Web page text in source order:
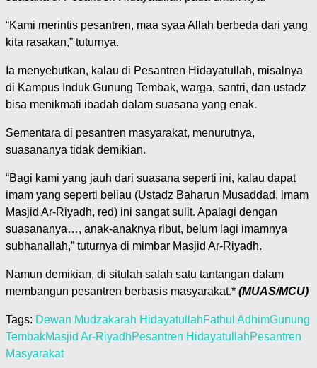
“Kami merintis pesantren, maa syaa Allah berbeda dari yang
kita rasakan,” tuturnya.
Ia menyebutkan, kalau di Pesantren Hidayatullah, misalnya
di Kampus Induk Gunung Tembak, warga, santri, dan ustadz
bisa menikmati ibadah dalam suasana yang enak.
Sementara di pesantren masyarakat, menurutnya,
suasananya tidak demikian.
“Bagi kami yang jauh dari suasana seperti ini, kalau dapat
imam yang seperti beliau (Ustadz Baharun Musaddad, imam
Masjid Ar-Riyadh, red) ini sangat sulit. Apalagi dengan
suasananya…, anak-anaknya ribut, belum lagi imamnya
subhanallah,” tuturnya di mimbar Masjid Ar-Riyadh.
Namun demikian, di situlah salah satu tantangan dalam
membangun pesantren berbasis masyarakat.* (MUAS/MCU)
Tags: Dewan Mudzakarah HidayatullahFathul AdhimGunung
TembakMasjid Ar-RiyadhPesantren HidayatullahPesantren
Masyarakat